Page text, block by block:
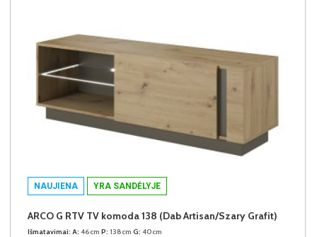
NAUJIENA YRA SANDĖLYJE
ARCO G RTV TV komoda 138 (Dab Artisan/Szary Grafit)
Išmatavimai: A: 46cm P: 138cm G: 40cm